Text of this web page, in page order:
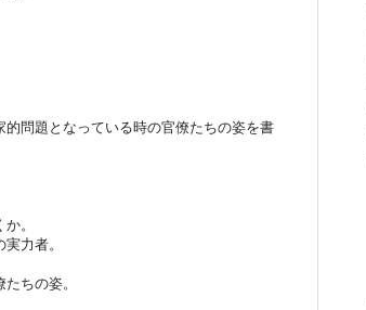
問題となっている時の官僚たちの姿を書
。
力者。
ちの姿。